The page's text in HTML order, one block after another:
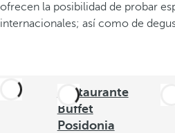
ofrecen la posibilidad de probar
internacionales; así como de
Restaurante
Buffet
Posidonia